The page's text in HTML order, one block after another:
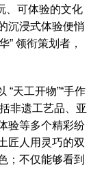
、可体验的文化
沉浸式体验便悄
” 领衔策划者，
“天工开物”“手作
非遗工艺品、亚
验等多个精彩纷
匠人用灵巧的双
；不仅能够看到